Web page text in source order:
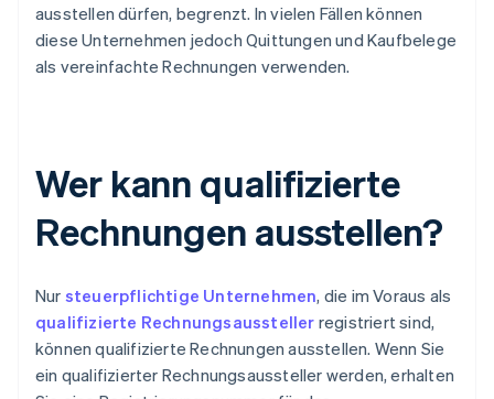
ausstellen dürfen, begrenzt. In vielen Fällen können
diese Unternehmen jedoch Quittungen und Kaufbelege
als vereinfachte Rechnungen verwenden.
Wer kann qualifizierte
Rechnungen ausstellen?
Nur steuerpflichtige Unternehmen, die im Voraus als
qualifizierte Rechnungsaussteller registriert sind,
können qualifizierte Rechnungen ausstellen. Wenn Sie
ein qualifizierter Rechnungsaussteller werden, erhalten